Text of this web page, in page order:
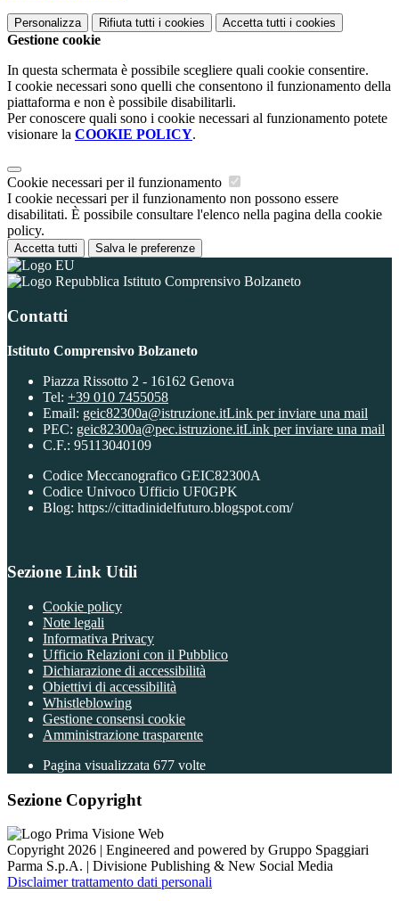
Personalizza Rifiuta tutti i cookies Accetta tutti i cookies
Gestione cookie
In questa schermata è possibile scegliere quali cookie consentire.
I cookie necessari sono quelli che consentono il funzionamento della
piattaforma e non è possibile disabilitarli.
Per conoscere quali sono i cookie necessari al funzionamento potete
visionare la COOKIE POLICY.
Cookie necessari per il funzionamento
I cookie necessari per il funzionamento non possono essere
disabilitati. È possibile consultare l'elenco nella pagina della cookie
policy.
Accetta tutti Salva le preferenze
Istituto Comprensivo Bolzaneto
Contatti
Istituto Comprensivo Bolzaneto
Piazza Rissotto 2 - 16162 Genova
Tel: +39 010 7455058
Email: geic82300a@istruzione.itLink per inviare una mail
PEC: geic82300a@pec.istruzione.itLink per inviare una mail
C.F.: 95113040109
Codice Meccanografico GEIC82300A
Codice Univoco Ufficio UF0GPK
Blog: https://cittadinidelfuturo.blogspot.com/
Sezione Link Utili
Cookie policy
Note legali
Informativa Privacy
Ufficio Relazioni con il Pubblico
Dichiarazione di accessibilità
Obiettivi di accessibilità
Whistleblowing
Gestione consensi cookie
Amministrazione trasparente
Pagina visualizzata 677 volte
Sezione Copyright
Copyright 2026 | Engineered and powered by Gruppo Spaggiari
Parma S.p.A. | Divisione Publishing & New Social Media
Disclaimer trattamento dati personali